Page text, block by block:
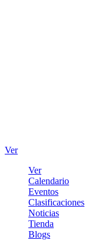
Ver
Ver
Calendario
Eventos
Clasificaciones
Noticias
Tienda
Blogs